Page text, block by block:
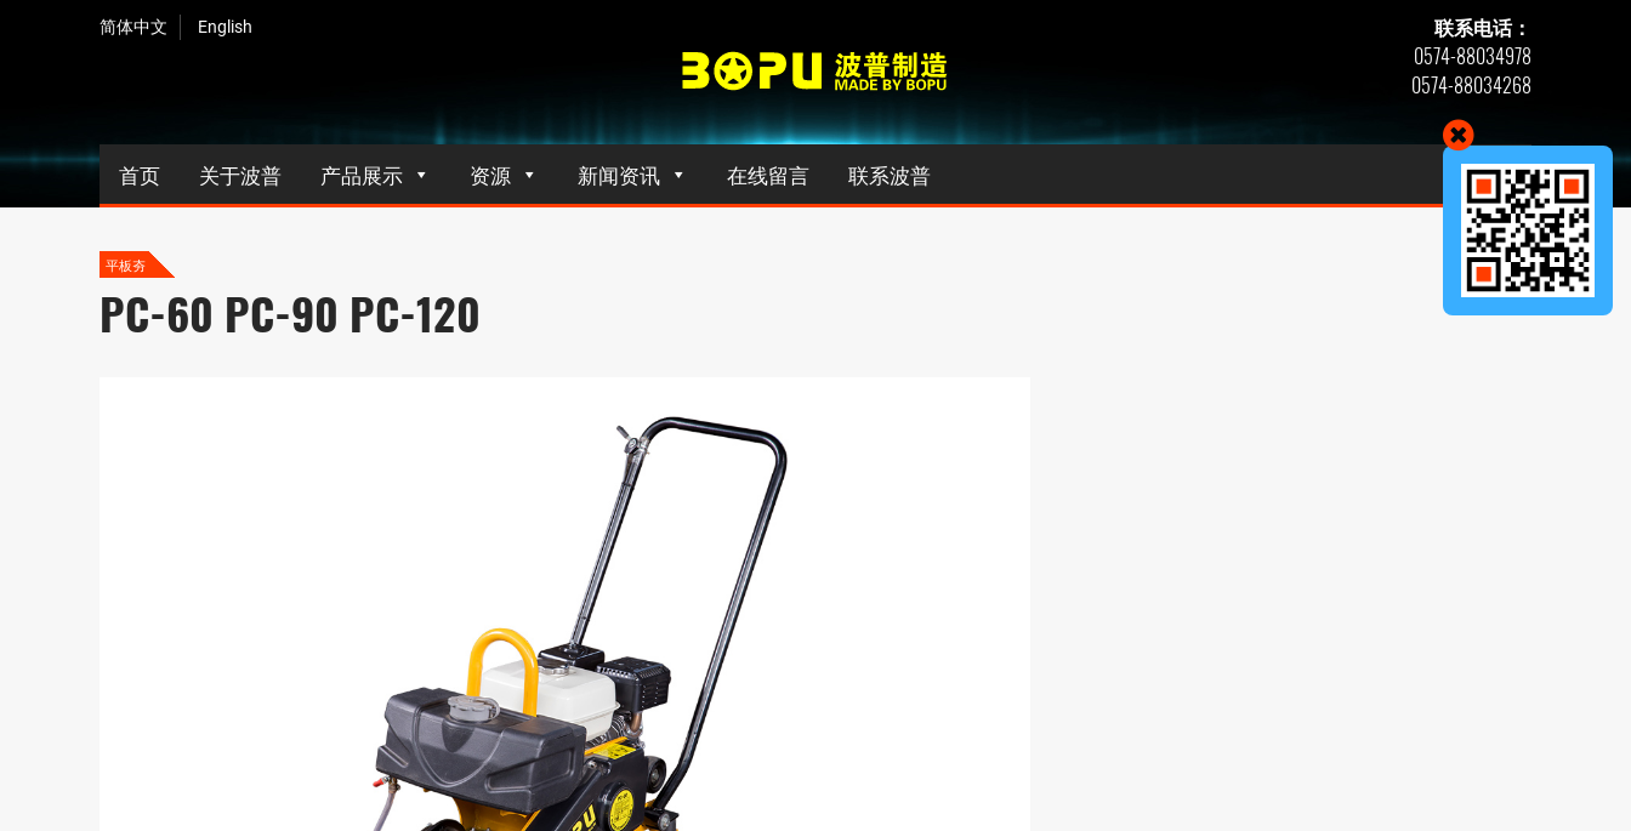
联系电话：
0574-88034978
0574-88034268
简体中文 English
首页 关于波普 产品展示 资源 新闻资讯 在线留言 联系波普
平板夯
PC-60 PC-90 PC-120